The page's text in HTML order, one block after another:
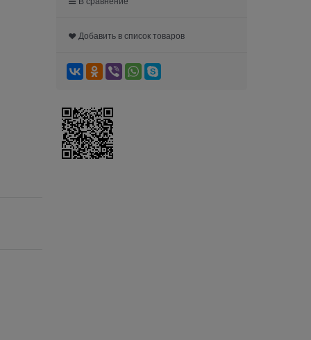
Добавить в список товаров